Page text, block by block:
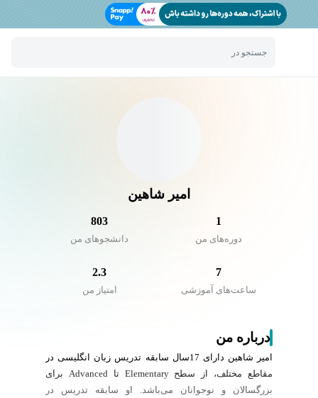
جستجو در
امیر شاهین
1
دوره‌های من
803
دانشجو‌های من
7
ساعت‌های آموزشی
2.3
امتیاز من
درباره من
امیر شاهین دارای 17سال سابقه تدریس زبان انگلیسی در
مقاطع مختلف، از سطح Elementary تا Advanced برای
بزرگسالان و نوجوانان می‌باشد. او سابقه تدریس در